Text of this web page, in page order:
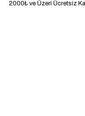
2000₺ ve Üzeri Ücretsiz Kargo!